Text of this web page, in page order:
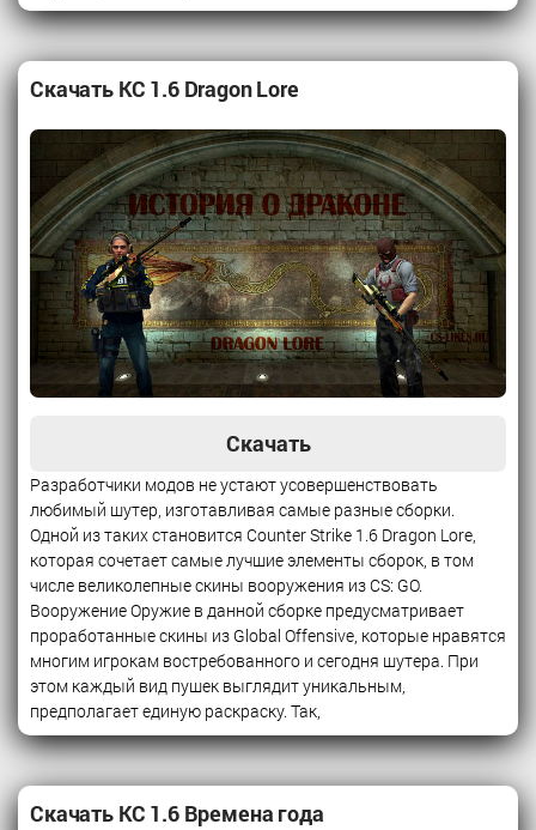
Скачать КС 1.6 Dragon Lore
Скачать
Разработчики модов не устают усовершенствовать
любимый шутер, изготавливая самые разные сборки.
Одной из таких становится Counter Strike 1.6 Dragon Lore,
которая сочетает самые лучшие элементы сборок, в том
числе великолепные скины вооружения из CS: GO.
Вооружение Оружие в данной сборке предусматривает
проработанные скины из Global Offensive, которые нравятся
многим игрокам востребованного и сегодня шутера. При
этом каждый вид пушек выглядит уникальным,
предполагает единую раскраску. Так,
Скачать КС 1.6 Времена года